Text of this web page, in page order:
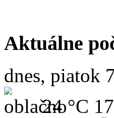
Aktuálne
dnes, piatok
24 °C